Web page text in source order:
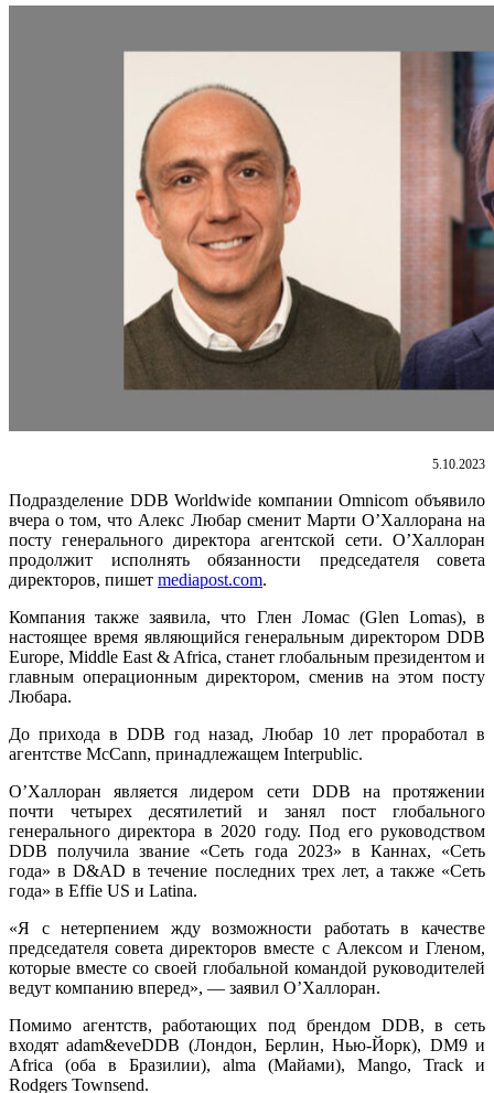
5.10.2023
Подразделение DDB Worldwide компании Omnicom объявило
вчера о том, что Алекс Любар сменит Марти О’Халлорана на
посту генерального директора агентской сети. О’Халлоран
продолжит исполнять обязанности председателя совета
директоров, пишет mediapost.com.
Компания также заявила, что Глен Ломас (Glen Lomas), в
настоящее время являющийся генеральным директором DDB
Europe, Middle East & Africa, станет глобальным президентом и
главным операционным директором, сменив на этом посту
Любара.
До прихода в DDB год назад, Любар 10 лет проработал в
агентстве McCann, принадлежащем Interpublic.
О’Халлоран является лидером сети DDB на протяжении
почти четырех десятилетий и занял пост глобального
генерального директора в 2020 году. Под его руководством
DDB получила звание «Сеть года 2023» в Каннах, «Сеть
года» в D&AD в течение последних трех лет, а также «Сеть
года» в Effie US и Latina.
«Я с нетерпением жду возможности работать в качестве
председателя совета директоров вместе с Алексом и Гленом,
которые вместе со своей глобальной командой руководителей
ведут компанию вперед», — заявил О’Халлоран.
Помимо агентств, работающих под брендом DDB, в сеть
входят adam&eveDDB (Лондон, Берлин, Нью-Йорк), DM9 и
Africa (оба в Бразилии), alma (Майами), Mango, Track и
Rodgers Townsend.